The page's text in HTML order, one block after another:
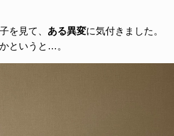
を見て、 ある異変に気付きました。
というと…。